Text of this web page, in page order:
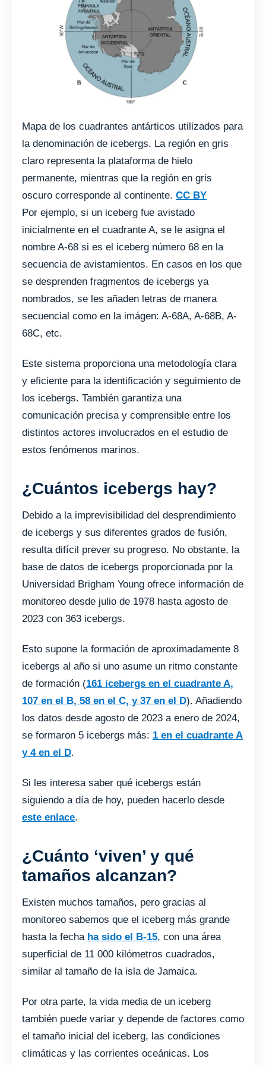
Mapa de los cuadrantes antárticos utilizados para
la denominación de icebergs. La región en gris
claro representa la plataforma de hielo
permanente, mientras que la región en gris
oscuro corresponde al continente. CC BY
Por ejemplo, si un iceberg fue avistado
inicialmente en el cuadrante A, se le asigna el
nombre A-68 si es el iceberg número 68 en la
secuencia de avistamientos. En casos en los que
se desprenden fragmentos de icebergs ya
nombrados, se les añaden letras de manera
secuencial como en la imágen: A-68A, A-68B, A-
68C, etc.
Este sistema proporciona una metodología clara
y eficiente para la identificación y seguimiento de
los icebergs. También garantiza una
comunicación precisa y comprensible entre los
distintos actores involucrados en el estudio de
estos fenómenos marinos.
¿Cuántos icebergs hay?
Debido a la imprevisibilidad del desprendimiento
de icebergs y sus diferentes grados de fusión,
resulta difícil prever su progreso. No obstante, la
base de datos de icebergs proporcionada por la
Universidad Brigham Young ofrece información de
monitoreo desde julio de 1978 hasta agosto de
2023 con 363 icebergs.
Esto supone la formación de aproximadamente 8
icebergs al año si uno asume un ritmo constante
de formación (161 icebergs en el cuadrante A,
107 en el B, 58 en el C, y 37 en el D). Añadiendo
los datos desde agosto de 2023 a enero de 2024,
se formaron 5 icebergs más: 1 en el cuadrante A
y 4 en el D.
Si les interesa saber qué icebergs están
siguiendo a día de hoy, pueden hacerlo desde
este enlace.
¿Cuánto ‘viven’ y qué
tamaños alcanzan?
Existen muchos tamaños, pero gracias al
monitoreo sabemos que el iceberg más grande
hasta la fecha ha sido el B-15, con una área
superficial de 11 000 kilómetros cuadrados,
similar al tamaño de la isla de Jamaica.
Por otra parte, la vida media de un iceberg
también puede variar y depende de factores como
el tamaño inicial del iceberg, las condiciones
climáticas y las corrientes oceánicas. Los